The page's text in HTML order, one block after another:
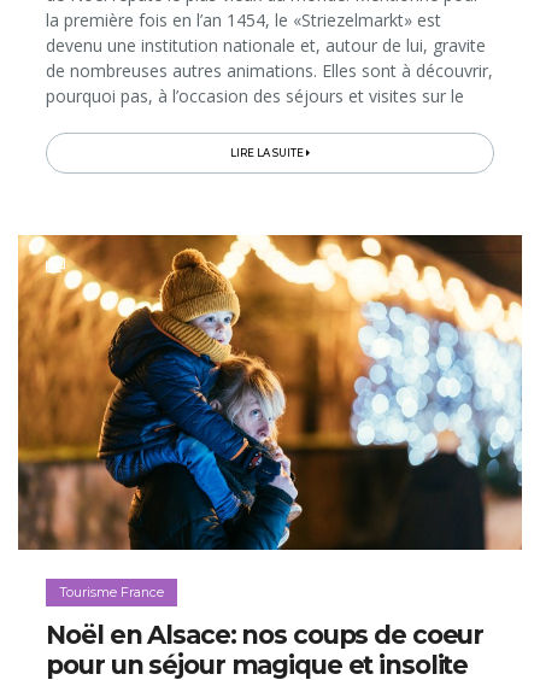
la première fois en l’an 1454, le «Striezelmarkt» est
devenu une institution nationale et, autour de lui, gravite
de nombreuses autres animations. Elles sont à découvrir,
pourquoi pas, à l’occasion des séjours et visites sur le
LIRE LA SUITE
Tourisme France
Noël en Alsace: nos coups de coeur
pour un séjour magique et insolite